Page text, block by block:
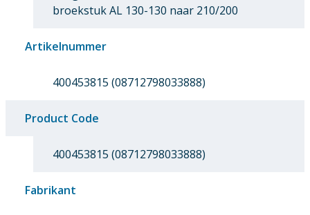
broekstuk AL 130-130 naar 210/200
Artikelnummer
400453815 (08712798033888)
Product Code
400453815 (08712798033888)
Fabrikant